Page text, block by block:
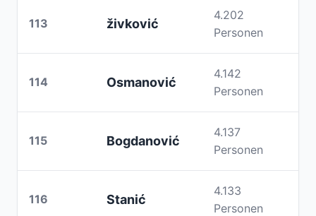
113 živković
4.202
Personen
114 Osmanović
4.142
Personen
115 Bogdanović
4.137
Personen
116 Stanić
4.133
Personen